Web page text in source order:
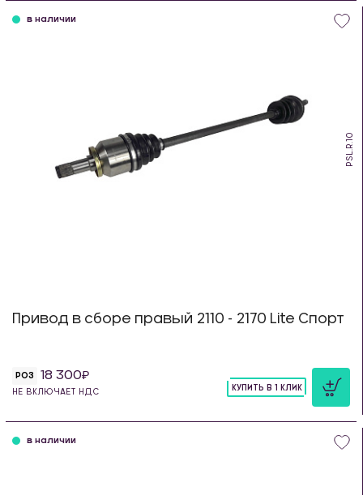
PSL.R.10
в наличии
Привод в сборе правый 2110 - 2170 Lite Спорт
РОЗ 18 300
НЕ ВКЛЮЧАЕТ НДС
КУПИТЬ В 1 КЛИК
в наличии